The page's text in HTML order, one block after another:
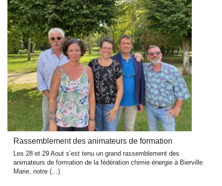
Rassemblement des animateurs de formation
Les 28 et 29 Aout s’est tenu un grand rassemblement des
animateurs de formation de la fédération chimie énergie à Bierville.
Marie, notre (…)